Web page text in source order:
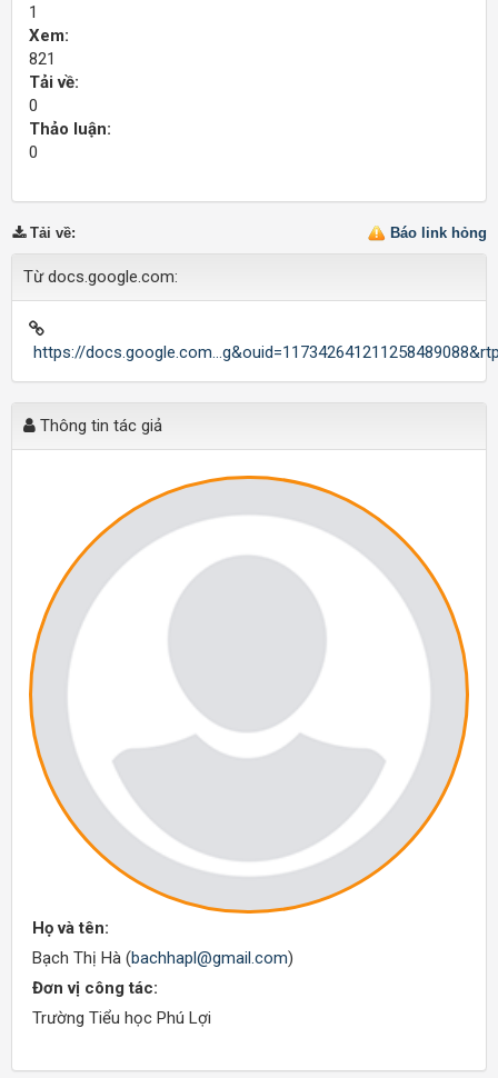
1
Xem:
821
Tải về:
0
Thảo luận:
0
Báo link hỏng
Tải về:
Từ docs.google.com:
https://
Thông tin tác giả
Họ và tên:
Bạch Thị Hà (bachhapl@gmail.com)
Đơn vị công tác:
Trường Tiểu học Phú Lợi